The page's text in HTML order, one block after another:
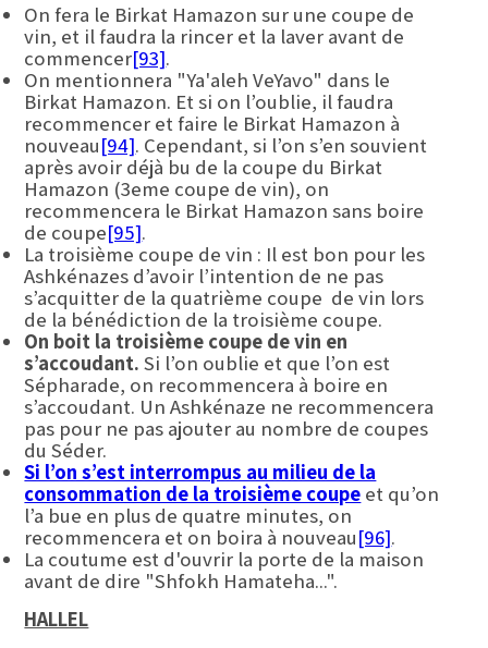
On fera le Birkat Hamazon sur une coupe de
vin, et il faudra la rincer et la laver avant de
commencer[93].
On mentionnera "Ya'aleh VeYavo" dans le
Birkat Hamazon. Et si on l’oublie, il faudra
recommencer et faire le Birkat Hamazon à
nouveau[94]. Cependant, si l’on s’en souvient
après avoir déjà bu de la coupe du Birkat
Hamazon (3eme coupe de vin), on
recommencera le Birkat Hamazon sans boire
de coupe[95].
La troisième coupe de vin : Il est bon pour les
Ashkénazes d’avoir l’intention de ne pas
s’acquitter de la quatrième coupe de vin lors
de la bénédiction de la troisième coupe.
On boit la troisième coupe de vin en
s’accoudant. Si l’on oublie et que l’on est
Sépharade, on recommencera à boire en
s’accoudant. Un Ashkénaze ne recommencera
pas pour ne pas ajouter au nombre de coupes
du Séder.
Si l’on s’est interrompus au milieu de la
consommation de la troisième coupe et qu’on
l’a bue en plus de quatre minutes, on
recommencera et on boira à nouveau[96].
La coutume est d'ouvrir la porte de la maison
avant de dire "Shfokh Hamateha...".
HALLEL